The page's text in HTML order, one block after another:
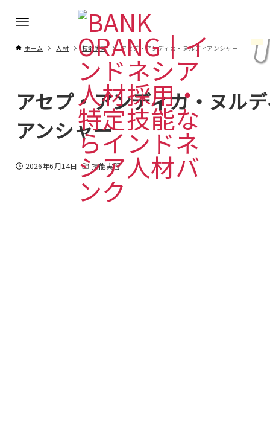
ホーム 人材 技能実習 アセプ・アンディカ・ヌルディアンシャー
アセプ・アンディカ・ヌル
アンシャー
2026年6月14日 技能実習